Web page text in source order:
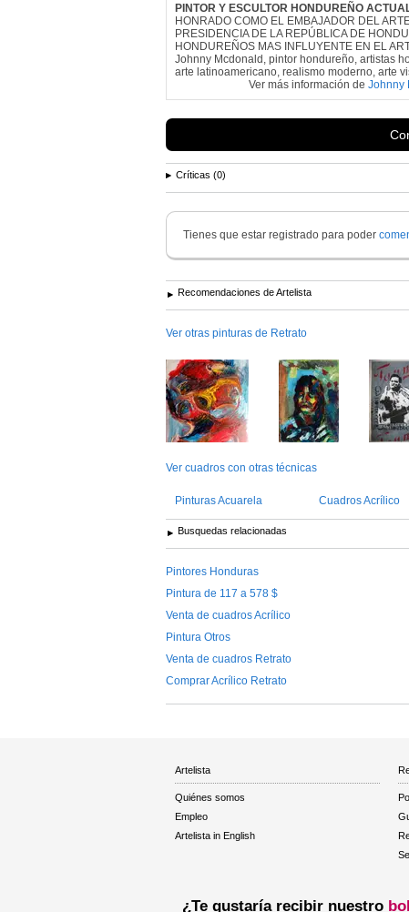
PINTOR Y ESCULTOR HONDUREÑO
HONRADO COMO EL EMBAJADOR DEL
PRESIDENCIA DE LA REPÚBLICA DE
HONDUREÑOS MAS INFLUYENTE EN EL
Johnny Mcdonald, pintor hondureño, artistas
arte latinoamericano, realismo moderno, arte
Ver más información de Johnny
Críticas (0)
Tienes que estar registrado para poder
Recomendaciones de Artelista
Ver otras pinturas de Retrato
Ver cuadros con otras técnicas
Pinturas Acuarela Cuadros Acrílico
Busquedas relacionadas
Pintores Honduras
Pintura de 117 a 578 $
Venta de cuadros Acrílico
Pintura Otros
Venta de cuadros Retrato
Comprar Acrílico Retrato
Artelista
Quiénes somos
Empleo
Artelista in English
¿Te gustaría recibir nuestro